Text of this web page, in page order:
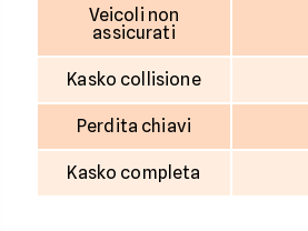
Veicoli non
assicurati
Kasko collisione
Perdita chiavi
Kasko completa